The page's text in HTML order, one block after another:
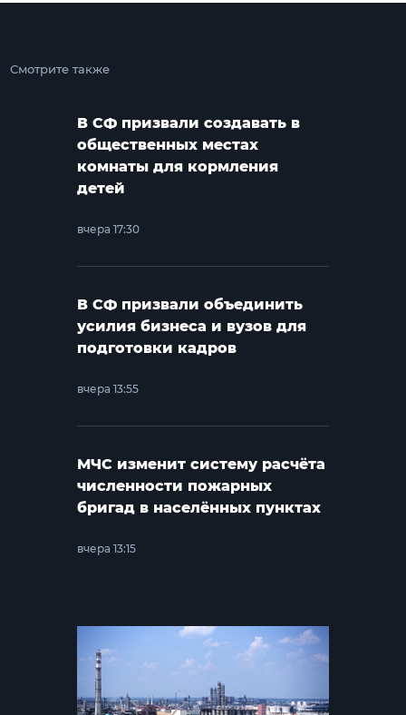
Смотрите также
В СФ призвали создавать в
общественных местах
комнаты для кормления
детей
вчера 17:30
В СФ призвали объединить
усилия бизнеса и вузов для
подготовки кадров
вчера 13:55
МЧС изменит систему расчёта
численности пожарных
бригад в населённых пунктах
вчера 13:15